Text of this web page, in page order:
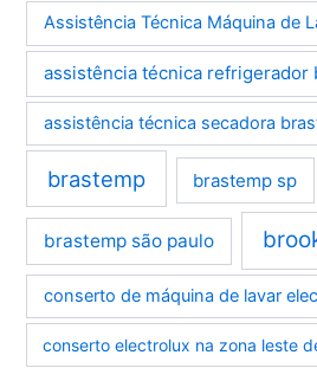
Assistência Técnica Máquina de
assistência técnica refrigerador
assistência técnica secadora
brastemp brastemp sp
brastemp são paulo
conserto de máquina de lavar
conserto electrolux na zona leste